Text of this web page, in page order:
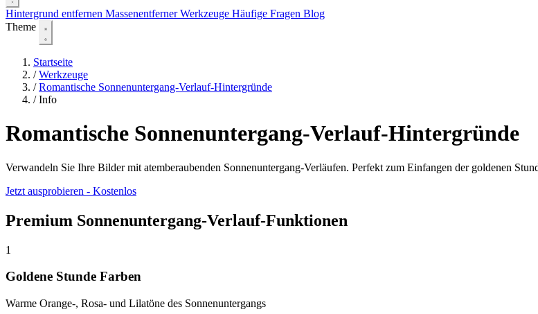
Hintergrund entfernen MassenentfernerWerkzeuge Häufige Fragen Blog
Theme
Startseite
/ Werkzeuge
/ Romantische Sonnenuntergang-Verlauf-Hintergründe
/ Info
Romantische Sonnenuntergang-Verlauf-Hintergründe
Verwandeln Sie Ihre Bilder mit atemberaubenden Sonnenuntergang-Verläufen. Perfekt zum Einfangen der goldenen
Jetzt ausprobieren - Kostenlos
Premium Sonnenuntergang-Verlauf-Funktionen
1
Goldene Stunde Farben
Warme Orange-, Rosa- und Lilatöne des Sonnenuntergangs